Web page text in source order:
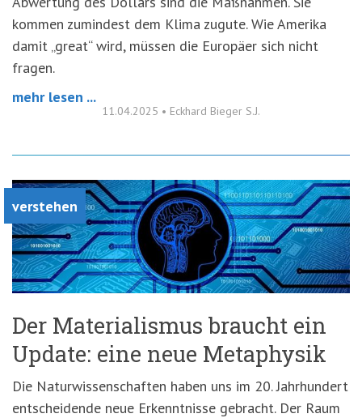
kommen zumindest dem Klima zugute. Wie Amerika
damit „great“ wird, müssen die Europäer sich nicht
fragen.
mehr lesen ...
11.04.2025 • Eckhard Bieger S.J.
verstehen
Der Materialismus braucht ein
Update: eine neue Metaphysik
Die Naturwissenschaften haben uns im 20. Jahrhundert
entscheidende neue Erkenntnisse gebracht. Der Raum